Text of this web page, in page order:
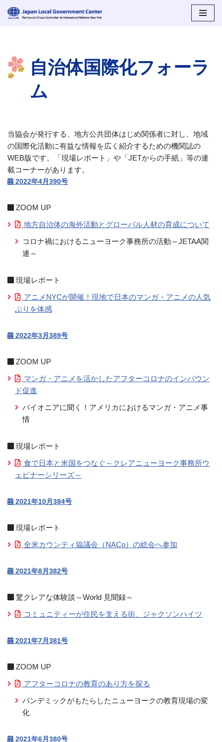
ン
ツ
プ
自治体国際化フォーラ
ム
当協会が発行する、地方公共団体はじめ関係者に対し、地域
の国際化活動に有益な情報を広く紹介するための機関誌の
WEB版です。「現場レポート」や「JETからの手紙」等の連
載コーナーがあります。
2022年4月390号
ZOOM UP
地方自治体の海外活動とグローバル人材の育成について
コロナ禍におけるニューヨーク事務所の活動～JETAA関
連～
現場レポート
アニメNYCが開催！現地で日本のマンガ・アニメの人気
ぶりを体感
2022年3月389号
ZOOM UP
マンガ・アニメを活かしたアフターコロナのインバウン
ド促進
パイオニアに聞く！アメリカにおけるマンガ・アニメ事
情
現場レポート
食で日本と米国をつなぐ～クレアニューヨーク事務所ウ
ェビナーシリーズ～
2021年10月384号
現場レポート
全米カウンティ協議会（NACo）の総会へ参加
2021年8月382号
驚クレアな体験談～World 見聞録～
コミュニティーが住民を支える街、ジャクソンハイツ
2021年7月381号
ZOOM UP
アフターコロナの教育のあり方を探る
パンデミックがもたらしたニューヨークの教育現場の変
化
2021年6月380号